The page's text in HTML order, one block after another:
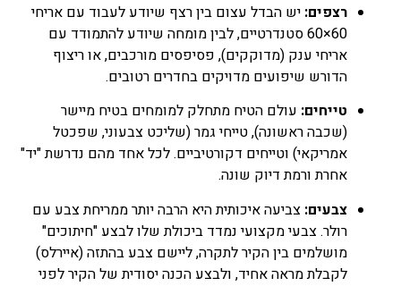
רצפים: יש הבדל עצום בין רצף שיודע לעבוד עם אריחי
60×60 סטנדרטיים, לבין מומחה שיודע להתמודד עם
אריחי ענק (מדוקקים), פסיפסים מורכבים, או ריצוף
הדורש שיפועים מדויקים בחדרים רטובים.
טייחים: עולם הטיח מתחלק למומחים בטיח מיישר
(שכבה ראשונה), טייחי גמר (שליכט צבעוני, שפכטל
אמריקאי) וטייחים דקורטיביים. לכל אחד מהם נדרשת "יד"
אחרת ורמת דיוק שונה.
צבעים: צביעה איכותית היא הרבה יותר ממריחת צבע עם
רולר. צבעי מקצועי נמדד ביכולת שלו לבצע "חיתוכים"
מושלמים בין הקיר לתקרה, ליישם צבע בהתזה (איירלס)
לקבלת מראה אחיד, ולבצע הכנה יסודית של הקיר לפני